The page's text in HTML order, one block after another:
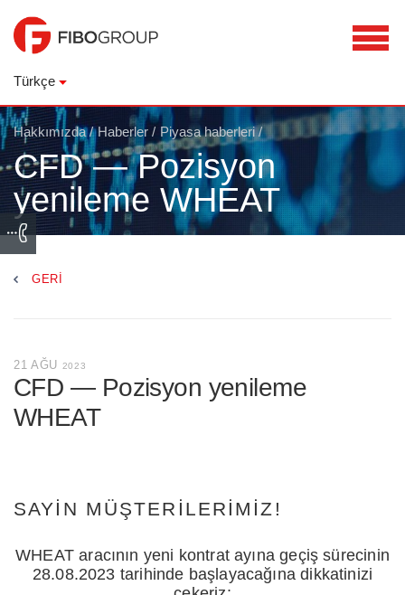
Türkçe
Hakkımızda/ Haberler / Piyasa haberleri/
CFD — Pozisyon
yenileme WHEAT
GERI
21 AĞU 2023
CFD — Pozisyon yenileme
WHEAT
SAYIN MÜŞTERILERIMIZ!
WHEAT aracının yeni kontrat ayına geçiş sürecinin
28.08.2023 tarihinde başlayacağına dikkatinizi